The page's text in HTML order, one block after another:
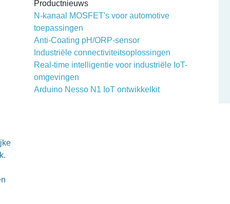
Productnieuws
N-kanaal MOSFET's voor automotive
toepassingen
Anti-Coating pH/ORP-sensor
Industriële connectiviteitsoplossingen
Real-time intelligentie voor industriële IoT-
omgevingen
Arduino Nesso N1 IoT ontwikkelkit